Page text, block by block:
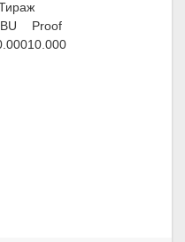
BU
Proof
10.000